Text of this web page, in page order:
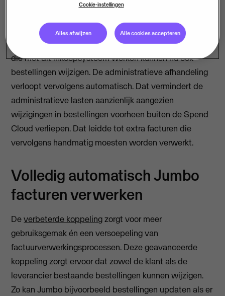
een geavanceerde koppeling gemaakt tussen de
webshop van Jumbo enSpend Cloud. Organisaties
die met dit inkoopsysteem werken kunnen nu ook
bestellingen wijzigen. De administratieve afhandeling
verloopt vervolgens automatisch. Dat vermindert de
administratieve lasten aanzienlijk aangezien
wijzigingen in bestellingen voorheen buiten de Spend
Cloud verliepen. Dat leidde tot extra facturen die
vervolgens handmatig moesten worden verwerkt.
Volledig automatisch Jumbo
facturen verwerken
Deverbeterde koppelingzorgt voor meer
gebruiksgemak én een versoepeling van
factuurverwerkingsprocessen. Deze geavanceerde
koppeling zorgt ervoor dat zowel de klant als de
leverancier bestaande bestellingen kunnen wijzigen.
Zo kan Jumbo bijvoorbeeld bestellingen updaten als er
Cookie-instellingen
Alles afwijzen Alle cookies accepteren